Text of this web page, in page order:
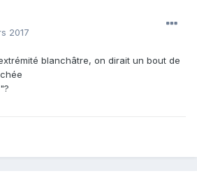
2017
blanchâtre, on dirait un bout de